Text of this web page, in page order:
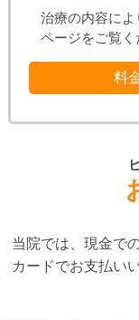
治療の内容に
ページをご覧く
料
当院では、現金で
カードでお支払い